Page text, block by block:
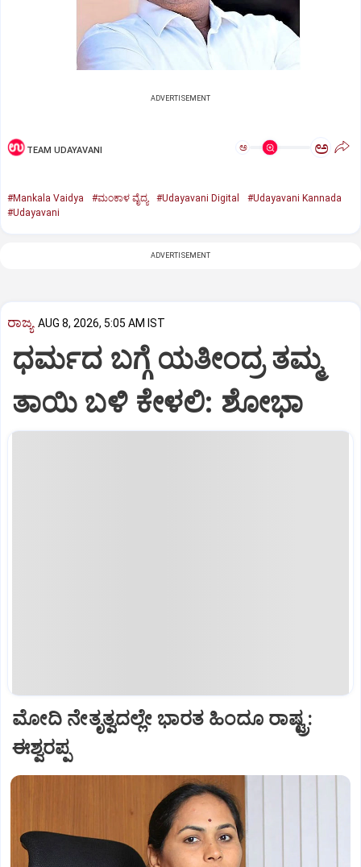
ADVERTISEMENT
TEAM UDAYAVANI ಅ ಅ
#Mankala Vaidya #ಮಂಕಾಳ ವೈದ್ಯ #Udayavani Digital
#Udayavani Kannada
#Udayavani
ADVERTISEMENT
ರಾಜ್ಯ AUG 8, 2026, 5:05 AM IST
ಧರ್ಮದ ಬಗ್ಗೆ ಯತೀಂದ್ರ ತಮ್ಮ
ತಾಯಿ ಬಳಿ ಕೇಳಲಿ: ಶೋಭಾ
ಮೋದಿ ನೇತೃತ್ವದಲ್ಲೇ ಭಾರತ ಹಿಂದೂ ರಾಷ್ಟ್ರ:
ಈಶ್ವರಪ್ಪ